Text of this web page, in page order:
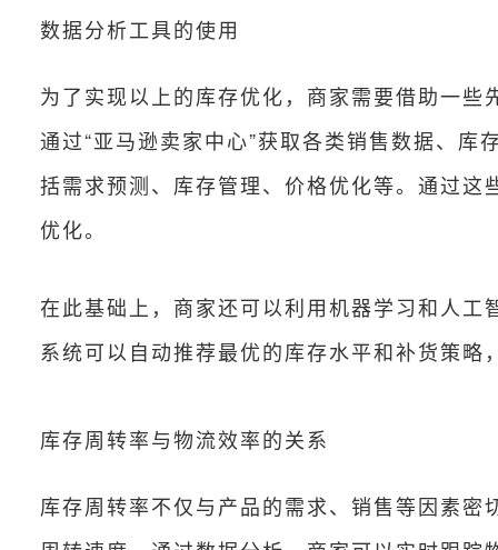
数据分析工具的使用
为了实现以上的库存优化，商家需要借助一
通过“亚马逊卖家中心”获取各类销售数据、
括需求预测、库存管理、价格优化等。通过
优化。
在此基础上，商家还可以利用机器学习和人
系统可以自动推荐最优的库存水平和补货策
库存周转率与物流效率的关系
库存周转率不仅与产品的需求、销售等因素